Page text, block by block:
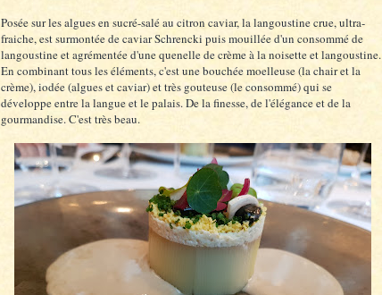
Posée sur les algues en sucré-salé au citron caviar, la langoustine crue, ultra-
fraiche, est surmontée de caviar Schrencki puis mouillée d'un consommé de
langoustine et agrémentée d'une quenelle de crème à la noisette et langoustine.
En combinant tous les éléments, c'est une bouchée moelleuse (la chair et la
crème), iodée (algues et caviar) et très gouteuse (le consommé) qui se
développe entre la langue et le palais. De la finesse, de l'élégance et de la
gourmandise. C'est très beau.